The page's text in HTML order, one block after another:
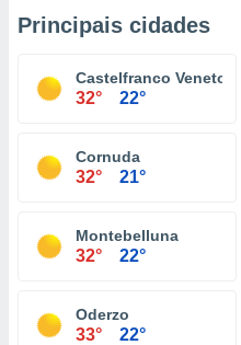
Principais cidades
Castelfranco Veneto
32° 22°
Cornuda
32° 21°
Montebelluna
32° 22°
Oderzo
33° 22°